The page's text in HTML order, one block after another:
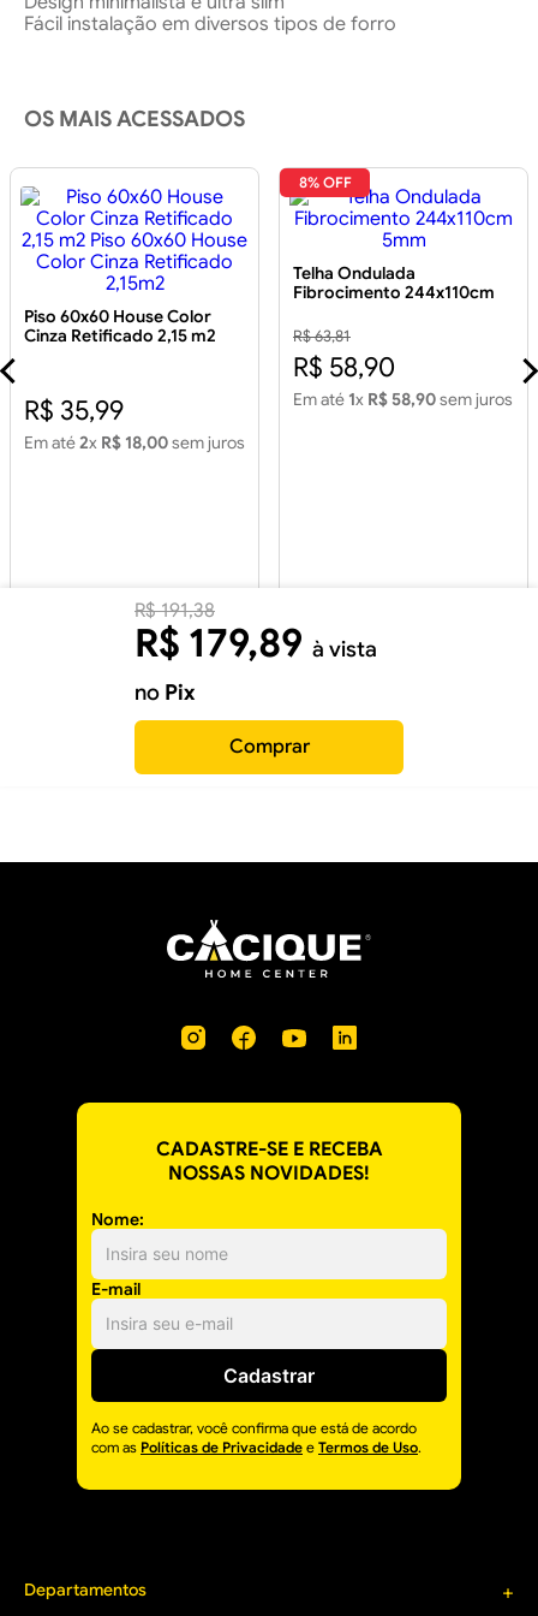
Fácil instalação em diversos tipos de forro
OS MAIS ACESSADOS
Piso 60x60 House Color
Cinza Retificado 2,15 m2
R$ 35,99
Em até2x R$ 18,00sem juros
8% OFF
Telha Ondulada
Fibrocimento 244x110cm
R$ 63,81
R$ 58,90
Em até 1x R$ 58,90sem juros
R$ 191,38
R$ 179,89 à vista
no Pix
Comprar
CADASTRE-SE E RECEBA
NOSSAS NOVIDADES!
Nome:
E-mail
Cadastrar
Ao se cadastrar, você confirma que está de acordo
com as Políticas de Privacidade e Termos de Uso.
Departamentos +